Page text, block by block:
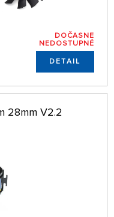
DOČASNE
NEDOSTUPNÉ
DETAIL
28mm V2.2